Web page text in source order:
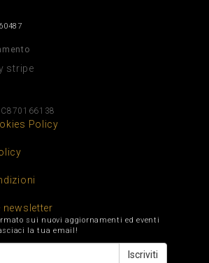
stripe
C870166138
Policy
sui nuovi aggiornamenti ed eventi
la tua email!